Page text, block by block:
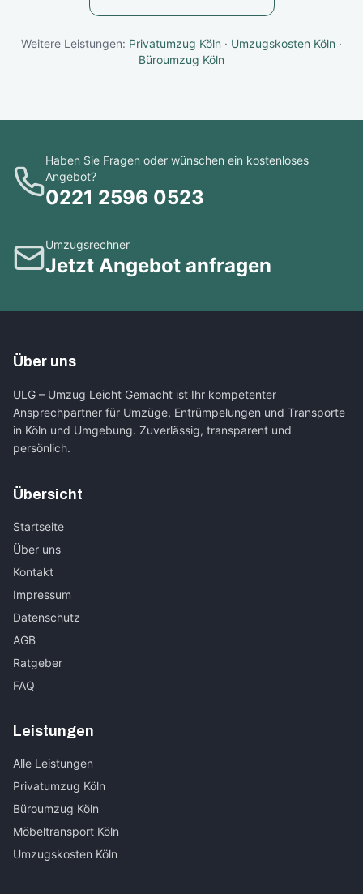
Weitere Leistungen: Privatumzug Köln · Umzugskosten Köln ·
Büroumzug Köln
Haben Sie Fragen oder wünschen ein kostenloses
Angebot?
0221 2596 0523
Umzugsrechner
Jetzt Angebot anfragen
Über uns
ULG – Umzug Leicht Gemacht ist Ihr kompetenter
Ansprechpartner für Umzüge, Entrümpelungen und Transporte
in Köln und Umgebung. Zuverlässig, transparent und
persönlich.
Übersicht
Startseite
Über uns
Kontakt
Impressum
Datenschutz
AGB
Ratgeber
FAQ
Leistungen
Alle Leistungen
Privatumzug Köln
Büroumzug Köln
Möbeltransport Köln
Umzugskosten Köln